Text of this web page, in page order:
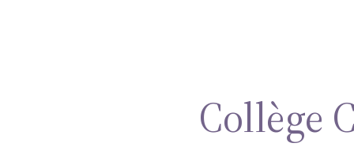
Collège